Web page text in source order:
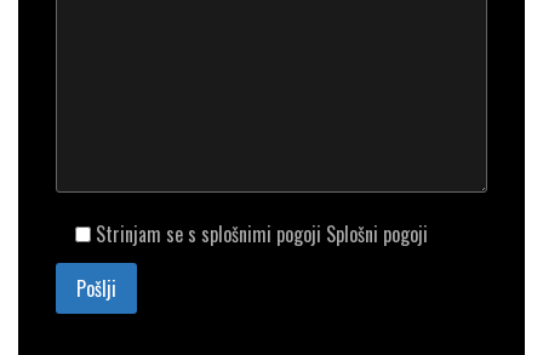
Strinjam se s splošnimi pogoji Splošni pogoji